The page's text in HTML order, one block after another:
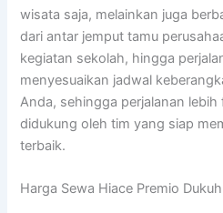
wisata saja, melainkan juga
dari antar jemput tamu
kegiatan sekolah, hingga
menyesuaikan jadwal
Anda, sehingga perjalanan lebih
didukung oleh tim yang siap
terbaik.
Harga Sewa Hiace Premio